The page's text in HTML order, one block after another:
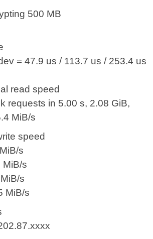
500 MB
= 47.9 us / 113.7 us / 253.4 us
read speed
requests in 5.00 s, 2.08 GiB,
MiB/s
speed
s
MiB/s
s
MiB/s